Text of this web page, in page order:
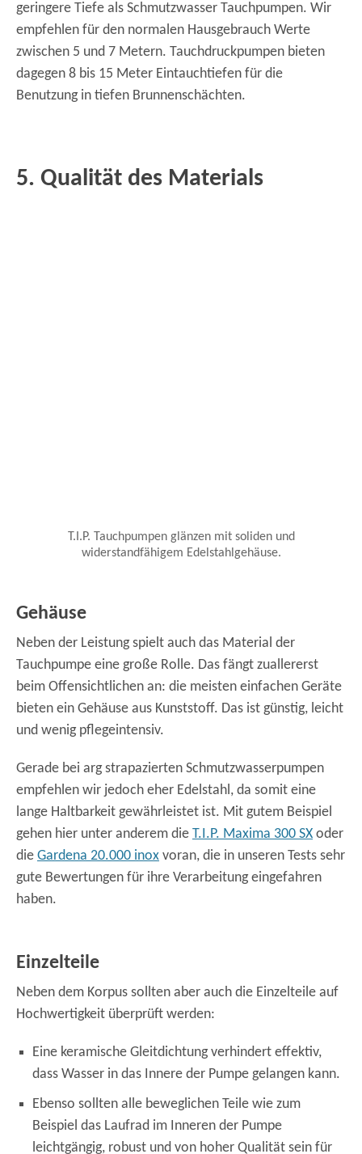
geringere Tiefe als Schmutzwasser Tauchpumpen. Wir
empfehlen für den normalen Hausgebrauch Werte
zwischen 5 und 7 Metern. Tauchdruckpumpen bieten
dagegen 8 bis 15 Meter Eintauchtiefen für die
Benutzung in tiefen Brunnenschächten.
5. Qualität des Materials
T.I.P. Tauchpumpen glänzen mit soliden und
widerstandfähigem Edelstahlgehäuse.
Gehäuse
Neben der Leistung spielt auch das Material der
Tauchpumpe eine große Rolle. Das fängt zuallererst
beim Offensichtlichen an: die meisten einfachen Geräte
bieten ein Gehäuse aus Kunststoff. Das ist günstig, leicht
und wenig pflegeintensiv.
Gerade bei arg strapazierten Schmutzwasserpumpen
empfehlen wir jedoch eher Edelstahl, da somit eine
lange Haltbarkeit gewährleistet ist. Mit gutem Beispiel
gehen hier unter anderem die T.I.P. Maxima 300 SX oder
die Gardena 20.000 inox voran, die in unseren Tests sehr
gute Bewertungen für ihre Verarbeitung eingefahren
haben.
Einzelteile
Neben dem Korpus sollten aber auch die Einzelteile auf
Hochwertigkeit überprüft werden:
Eine keramische Gleitdichtung verhindert effektiv,
dass Wasser in das Innere der Pumpe gelangen kann.
Ebenso sollten alle beweglichen Teile wie zum
Beispiel das Laufrad im Inneren der Pumpe
leichtgängig, robust und von hoher Qualität sein für